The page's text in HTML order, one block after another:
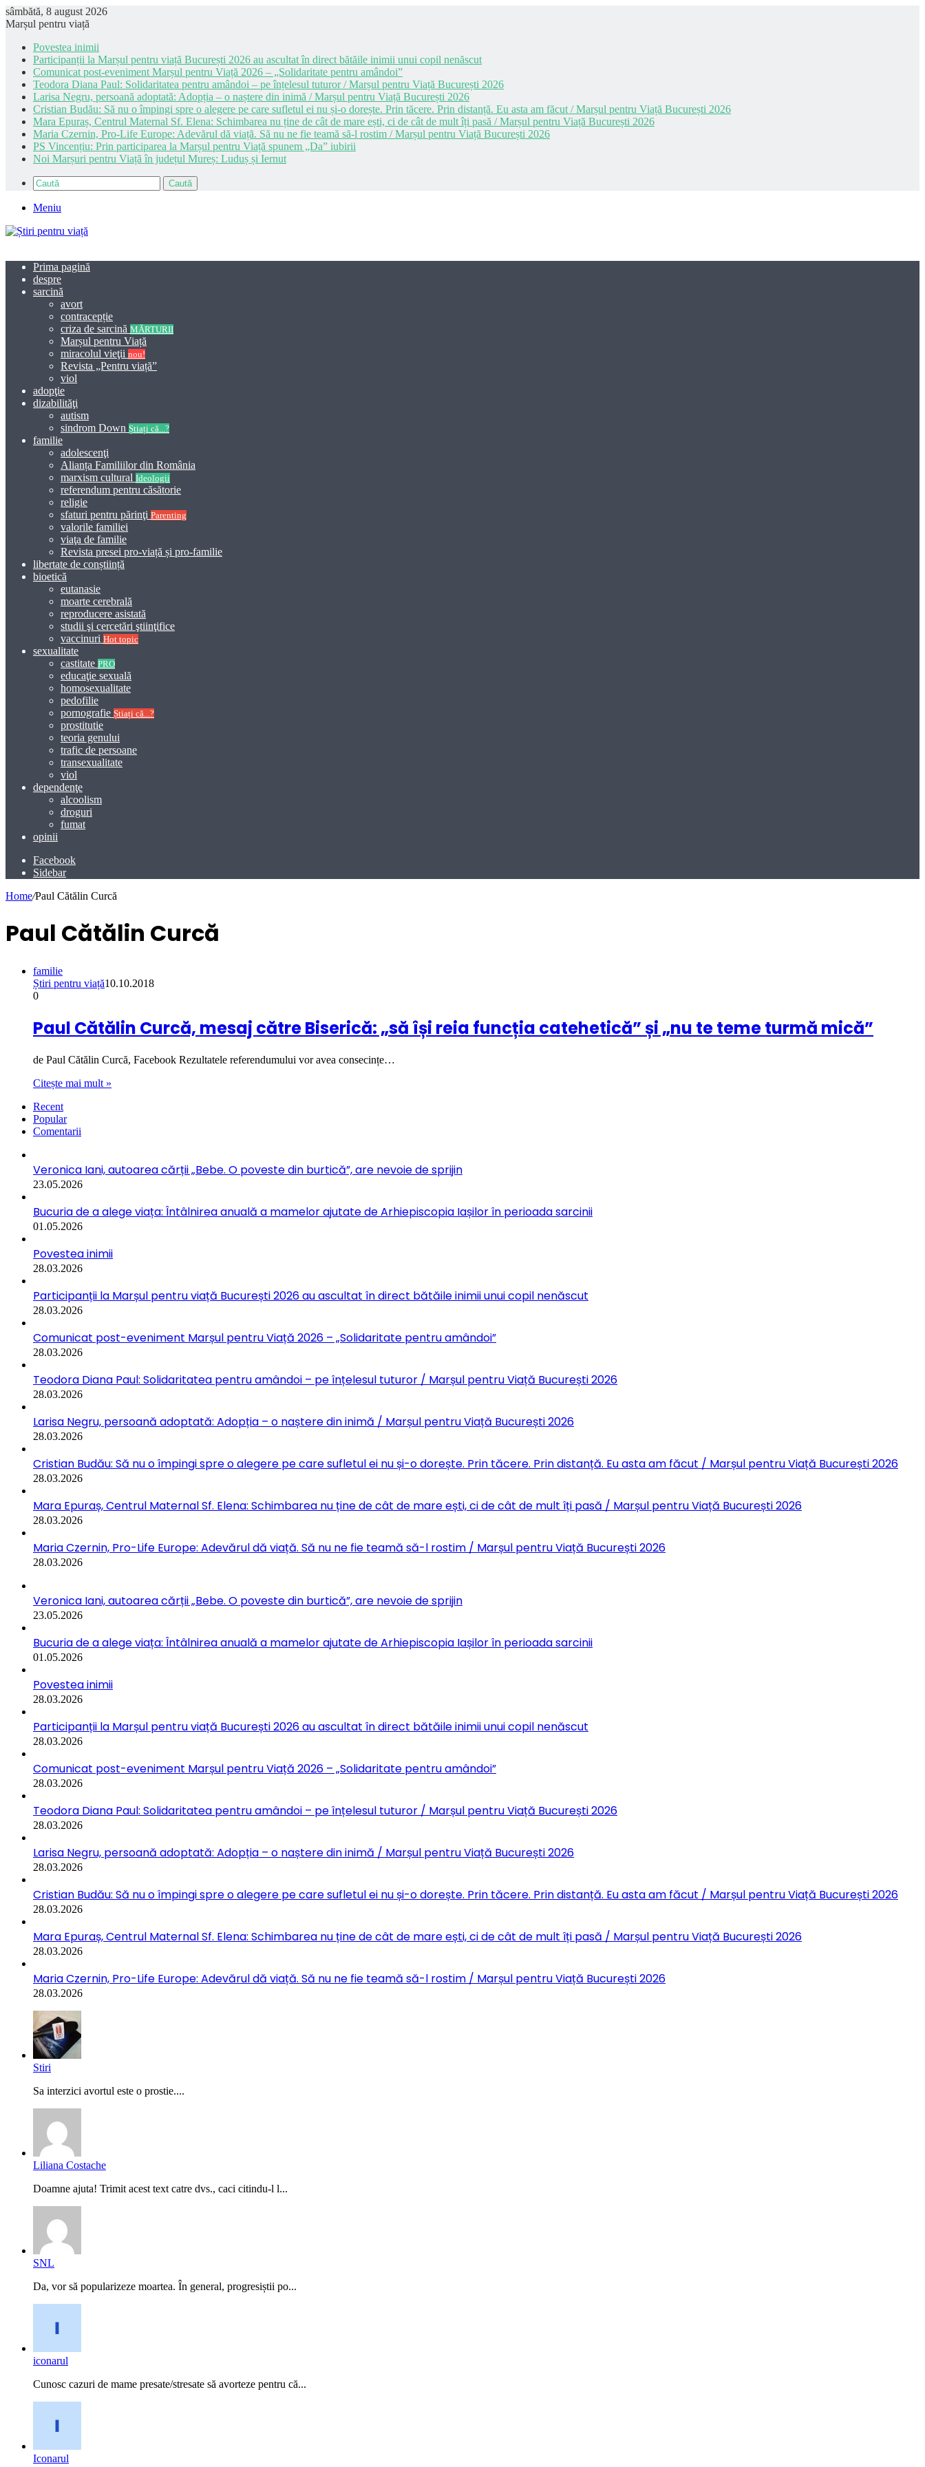
sâmbătă, 8 august 2026
Marșul pentru viață
Povestea inimii
Participanții la Marșul pentru viață București 2026 au ascultat în direct bătăile inimii unui copil nenăscut
Comunicat post-eveniment Marșul pentru Viață 2026 – „Solidaritate pentru amândoi”
Teodora Diana Paul: Solidaritatea pentru amândoi – pe înțelesul tuturor / Marșul pentru Viață București 2026
Larisa Negru, persoană adoptată: Adopția – o naștere din inimă / Marșul pentru Viață București 2026
Cristian Budău: Să nu o împingi spre o alegere pe care sufletul ei nu și-o dorește. Prin tăcere. Prin distanță. Eu asta am făcut / Marșul pentru Viață București 2026
Mara Epuraș, Centrul Maternal Sf. Elena: Schimbarea nu ține de cât de mare ești, ci de cât de mult îți pasă / Marșul pentru Viață București 2026
Maria Czernin, Pro-Life Europe: Adevărul dă viață. Să nu ne fie teamă să-l rostim / Marșul pentru Viață București 2026
PS Vincențiu: Prin participarea la Marșul pentru Viață spunem „Da” iubirii
Noi Marșuri pentru Viață în județul Mureș: Luduș și Iernut
Caută
Meniu
Prima pagină
despre
sarcină
avort
contracepție
criza de sarcină MĂRTURII
Marșul pentru Viață
miracolul vieţii nou!
Revista „Pentru viață”
viol
adopţie
dizabilităţi
autism
sindrom Down Știați că...?
familie
adolescenţi
Alianța Familiilor din România
marxism cultural Ideologii
referendum pentru căsătorie
religie
sfaturi pentru părinţi Parenting
valorile familiei
viaţa de familie
Revista presei pro-viață și pro-familie
libertate de conștiință
bioetică
eutanasie
moarte cerebrală
reproducere asistată
studii şi cercetări ştiinţifice
vaccinuri Hot topic
sexualitate
castitate PRO
educaţie sexuală
homosexualitate
pedofilie
pornografie Știați că...?
prostitutie
teoria genului
trafic de persoane
transexualitate
viol
dependenţe
alcoolism
droguri
fumat
opinii
Facebook
Sidebar
Home/Paul Cătălin Curcă
Paul Cătălin Curcă
familie
Știri pentru viață10.10.2018
0
Paul Cătălin Curcă, mesaj către Biserică: „să își reia funcția catehetică” și „nu te teme turmă mică”
de Paul Cătălin Curcă, Facebook Rezultatele referendumului vor avea consecințe…
Citește mai mult »
Recent
Popular
Comentarii
Veronica Iani, autoarea cărții „Bebe. O poveste din burtică”, are nevoie de sprijin
23.05.2026
Bucuria de a alege viața: Întâlnirea anuală a mamelor ajutate de Arhiepiscopia Iașilor în perioada sarcinii
01.05.2026
Povestea inimii
28.03.2026
Participanții la Marșul pentru viață București 2026 au ascultat în direct bătăile inimii unui copil nenăscut
28.03.2026
Comunicat post-eveniment Marșul pentru Viață 2026 – „Solidaritate pentru amândoi”
28.03.2026
Teodora Diana Paul: Solidaritatea pentru amândoi – pe înțelesul tuturor / Marșul pentru Viață București 2026
28.03.2026
Larisa Negru, persoană adoptată: Adopția – o naștere din inimă / Marșul pentru Viață București 2026
28.03.2026
Cristian Budău: Să nu o împingi spre o alegere pe care sufletul ei nu și-o dorește. Prin tăcere. Prin distanță. Eu asta am făcut / Marșul pentru Viață București 2026
28.03.2026
Mara Epuraș, Centrul Maternal Sf. Elena: Schimbarea nu ține de cât de mare ești, ci de cât de mult îți pasă / Marșul pentru Viață București 2026
28.03.2026
Maria Czernin, Pro-Life Europe: Adevărul dă viață. Să nu ne fie teamă să-l rostim / Marșul pentru Viață București 2026
28.03.2026
Veronica Iani, autoarea cărții „Bebe. O poveste din burtică”, are nevoie de sprijin
23.05.2026
Bucuria de a alege viața: Întâlnirea anuală a mamelor ajutate de Arhiepiscopia Iașilor în perioada sarcinii
01.05.2026
Povestea inimii
28.03.2026
Participanții la Marșul pentru viață București 2026 au ascultat în direct bătăile inimii unui copil nenăscut
28.03.2026
Comunicat post-eveniment Marșul pentru Viață 2026 – „Solidaritate pentru amândoi”
28.03.2026
Teodora Diana Paul: Solidaritatea pentru amândoi – pe înțelesul tuturor / Marșul pentru Viață București 2026
28.03.2026
Larisa Negru, persoană adoptată: Adopția – o naștere din inimă / Marșul pentru Viață București 2026
28.03.2026
Cristian Budău: Să nu o împingi spre o alegere pe care sufletul ei nu și-o dorește. Prin tăcere. Prin distanță. Eu asta am făcut / Marșul pentru Viață București 2026
28.03.2026
Mara Epuraș, Centrul Maternal Sf. Elena: Schimbarea nu ține de cât de mare ești, ci de cât de mult îți pasă / Marșul pentru Viață București 2026
28.03.2026
Maria Czernin, Pro-Life Europe: Adevărul dă viață. Să nu ne fie teamă să-l rostim / Marșul pentru Viață București 2026
28.03.2026
Stiri
Sa interzici avortul este o prostie....
Liliana Costache
Doamne ajuta! Trimit acest text catre dvs., caci citindu-l l...
SNL
Da, vor să popularizeze moartea. În general, progresiștii po...
iconarul
Cunosc cazuri de mame presate/stresate să avorteze pentru că...
Iconarul